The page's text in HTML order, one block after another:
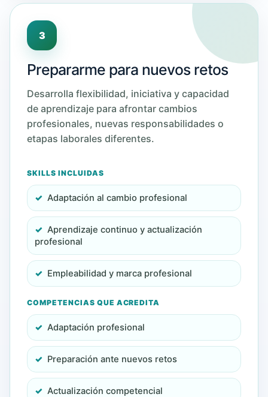
3
Prepararme para nuevos retos
Desarrolla flexibilidad, iniciativa y capacidad
de aprendizaje para afrontar cambios
profesionales, nuevas responsabilidades o
etapas laborales diferentes.
SKILLS INCLUIDAS
Adaptación al cambio profesional
Aprendizaje continuo y actualización
profesional
Empleabilidad y marca profesional
COMPETENCIAS QUE ACREDITA
Adaptación profesional
Preparación ante nuevos retos
Actualización competencial